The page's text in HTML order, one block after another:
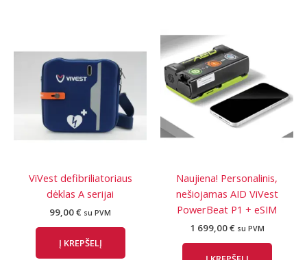
ViVest defibriliatoriaus
dėklas A serijai
99,00€ su PVM
Į KREPŠELĮ
Naujiena! Personalinis,
nešiojamas AID ViVest
PowerBeat P1 + eSIM
1 699,00€ su PVM